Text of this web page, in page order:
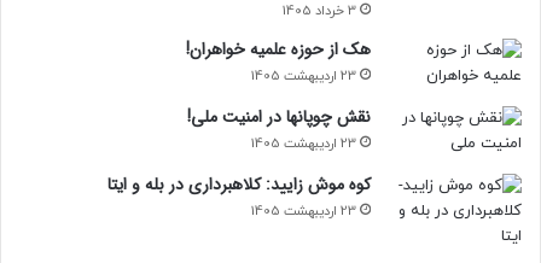
3 خرداد 1405
هک از حوزه علمیه خواهران!
23 اردیبهشت 1405
نقش چوپانها در امنیت ملی!
23 اردیبهشت 1405
کوه موش زایید: کلاهبرداری در بله و ایتا
23 اردیبهشت 1405